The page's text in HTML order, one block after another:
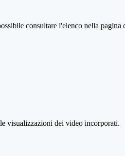
consultare l'elenco nella pagina
visualizzazioni dei video incorporati.